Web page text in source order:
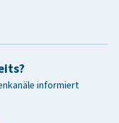
informiert